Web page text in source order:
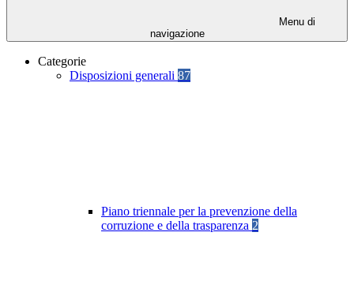
Menu di
navigazione
Categorie
Disposizioni generali 87
Piano triennale per la prevenzione della
corruzione e della trasparenza 2